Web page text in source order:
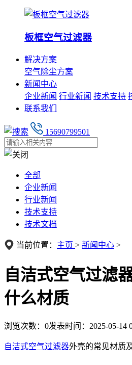
板框空气过滤器
解决方案
空气除尘方案
新闻中心
企业新闻 行业新闻 技术支持
联系我们
15690799501
全部
企业新闻
行业新闻
技术支持
技术文档
当前位置： 主页 > 新闻中心 >
自洁式空气过滤
什么材质
浏览次数： 0发表时间：2025-05-14
自洁式空气过滤器外壳的常见材质